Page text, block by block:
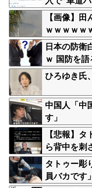
【画像】
ｗｗｗｗｗ
日本の防衛
ｗ 国防を
ひろゆき氏
中国人「中
す」
【悲報】
ら背中を刺
タトゥー彫
員バカです